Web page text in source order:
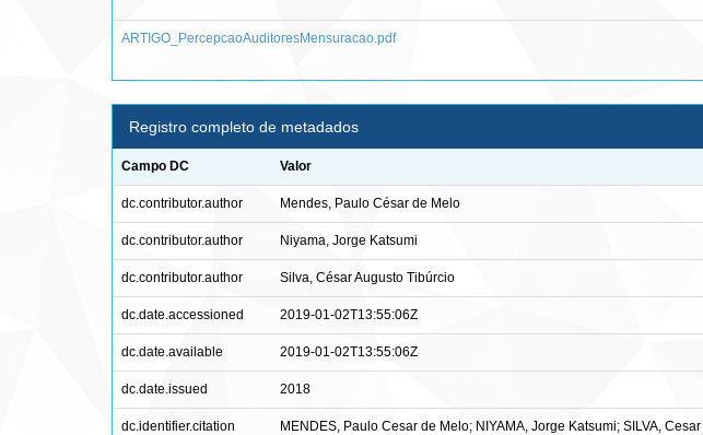
ARTIGO_PercepcaoAuditoresMensuracao.pdf
Registro completo de metadados
Campo DC Valor
dc.contributor.author Mendes, Paulo César de Melo
dc.contributor.author Niyama, Jorge Katsumi
dc.contributor.author Silva, César Augusto Tibúrcio
dc.date.accessioned 2019-01-02T13:55:06Z
dc.date.available 2019-01-02T13:55:06Z
dc.date.issued 2018
dc.identifier.citation
MENDES, Paulo Cesar de Melo; NIYAMA, Jorge Katsumi; SILVA,